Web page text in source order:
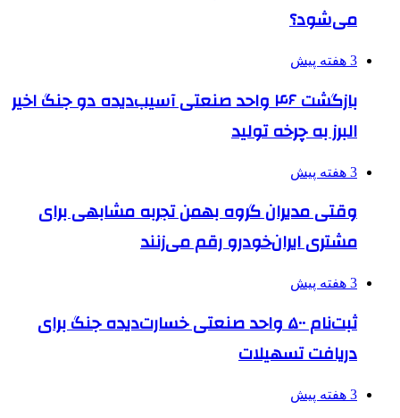
می‌شود؟
3 هفته پیش
بازگشت ۴۶ واحد صنعتی آسیب‌دیده دو جنگ اخیر
البرز به چرخه تولید
3 هفته پیش
وقتی مدیران گروه بهمن تجربه مشابهی برای
مشتری ایران‌خودرو رقم می‌زنند
3 هفته پیش
ثبت‌نام ۵۰۰ واحد صنعتی خسارت‌دیده جنگ برای
دریافت تسهیلات
3 هفته پیش